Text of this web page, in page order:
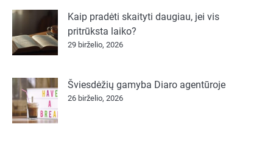
Kaip pradėti skaityti daugiau, jei vis
pritrūksta laiko?
29 birželio, 2026
Šviesdėžių gamyba Diaro agentūroje
26 birželio, 2026